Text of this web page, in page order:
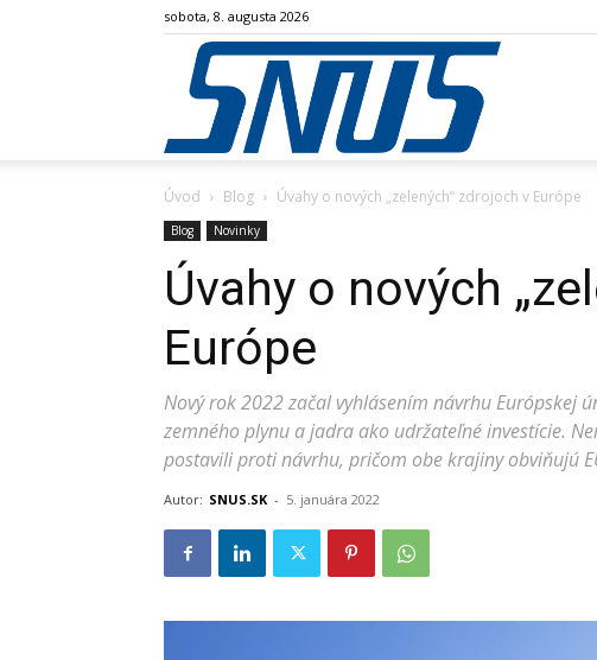
sobota, 8. augusta 2026
Úvod Blog Úvahy o nových „zelených“ zdrojoch v Európe
Blog Novinky
Úvahy o nových
Európe
Nový rok 2022 začal vyhlásením návrhu Európskej
zemného plynu a jadra ako udržateľné investície.
postavili proti návrhu, pričom obe krajiny obviňujú
Autor: SNUS.SK - 5. januára 2022